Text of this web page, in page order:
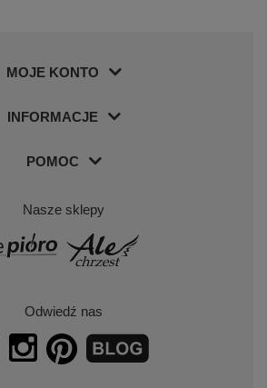
MOJE KONTO
INFORMACJE
POMOC
Nasze sklepy
Odwiedź nas